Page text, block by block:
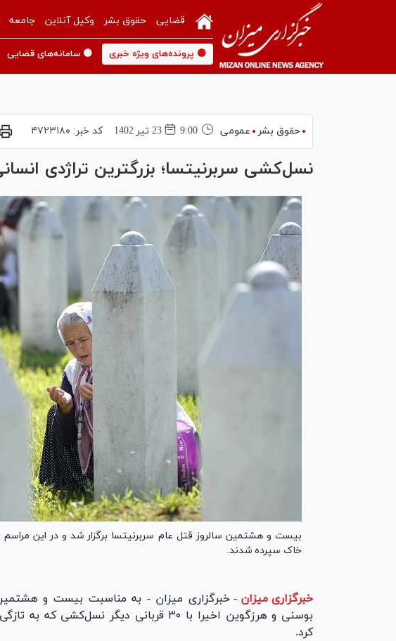
قضایی حقوق بشر وکیل آنلاین جامعه
🟡 پرونده‌های ویژه خبری 🟡 سامانه‌های قضایی
حقوق بشر عمومی 9:00 23 تير 1402 کد خبر: ۴۷۲۳۱۸۰
نسل‌کشی سربرنیتسا؛ بزرگترین تراژدی
بیست و هشتمین سالروز قتل عام سربرنیتسا برگزار شد و در این مراسم
خاک سپرده شدند.
خبرگزاری میزان -
بوسنی و هرزگوین اخیرا با ۳۰ قربانی دیگر
کرد.